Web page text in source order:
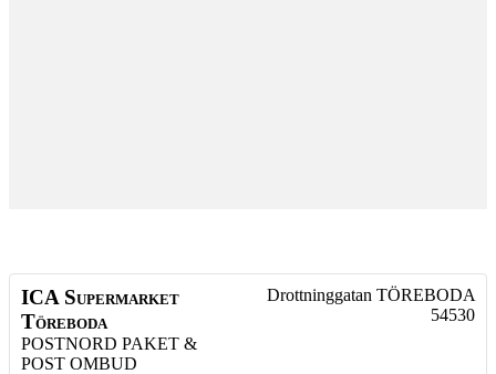
ICA Supermarket
Töreboda
POSTNORD PAKET &
POST OMBUD
Drottninggatan TÖREBODA
54530